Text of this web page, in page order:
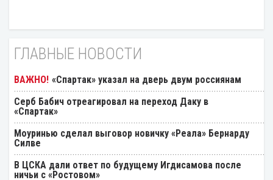
ГЛАВНЫЕ НОВОСТИ
«Спартак» указал на дверь двум россиянам
Серб Бабич отреагировал на переход Даку в
«Спартак»
Моуринью сделал выговор новичку «Реала» Бернарду
Силве
В ЦСКА дали ответ по будущему Игдисамова после
ничьи с «Ростовом»